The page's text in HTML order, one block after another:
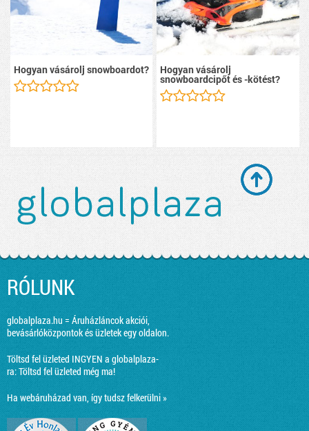
Hogyan vásárolj snowboardot? Hogyan vásárolj
snowboardcipőt és -kötést?
RÓLUNK
globalplaza.hu = Áruházláncok akciói,
bevásárlóközpontok és üzletek egy oldalon.
Töltsd fel üzleted INGYEN a globalplaza-
ra:Töltsd fel üzleted még ma!
Ha webáruházad van, így tudsz felkerülni »